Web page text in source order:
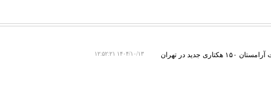
جدید در تهران ۱۴۰۴/۱۰/۱۳ ۱۲:۵۲:۲۱